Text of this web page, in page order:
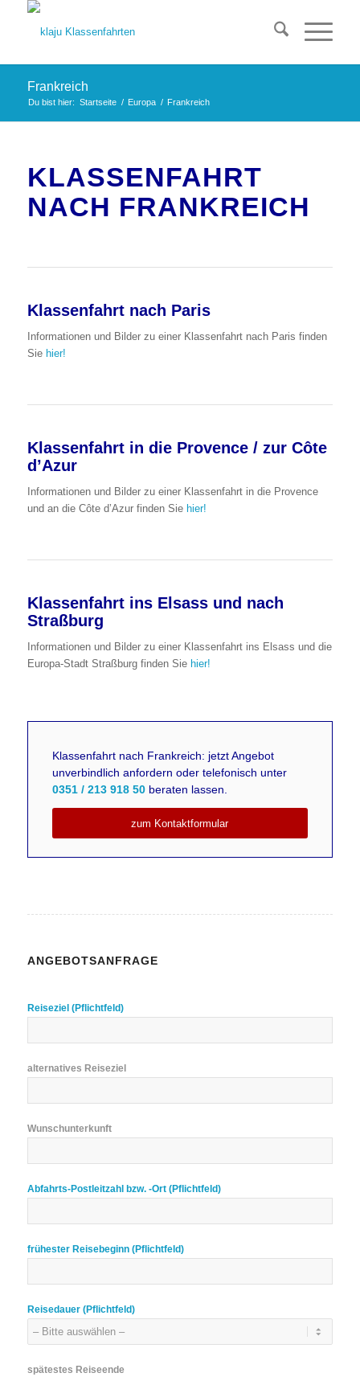
Frankreich
Du bist hier: Startseite / Europa / Frankreich
KLASSENFAHRT
NACH FRANKREICH
Klassenfahrt nach Paris
Informationen und Bilder zu einer Klassenfahrt nach Paris finden
Sie hier!
Klassenfahrt in die Provence / zur Côte
d’Azur
Informationen und Bilder zu einer Klassenfahrt in die Provence
und an die Côte d’Azur finden Sie hier!
Klassenfahrt ins Elsass und nach
Straßburg
Informationen und Bilder zu einer Klassenfahrt ins Elsass und die
Europa-Stadt Straßburg finden Sie hier!
Klassenfahrt nach Frankreich: jetzt Angebot
unverbindlich anfordern oder telefonisch unter
0351 / 213 918 50beraten lassen.
zum Kontaktformular
ANGEBOTSANFRAGE
Reiseziel (Pflichtfeld)
alternatives Reiseziel
Wunschunterkunft
Abfahrts-Postleitzahl bzw. -Ort (Pflichtfeld)
frühester Reisebeginn (Pflichtfeld)
Reisedauer (Pflichtfeld)
spätestes Reiseende